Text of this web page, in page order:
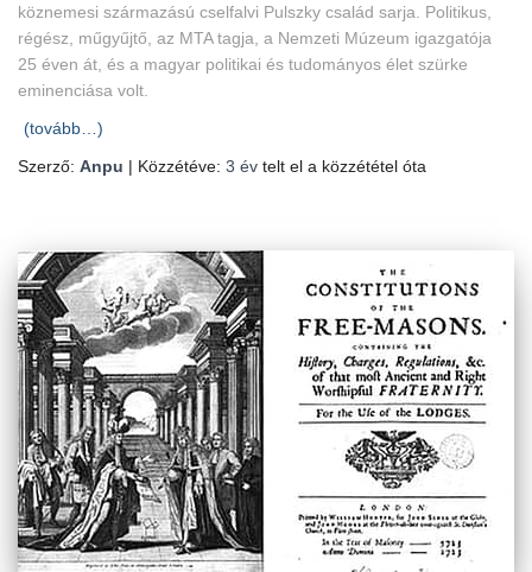
köznemesi származású cselfalvi Pulszky család sarja. Politikus,
régész, műgyűjtő, az MTA tagja, a Nemzeti Múzeum igazgatója
25 éven át, és a magyar politikai és tudományos élet szürke
eminenciása volt.
(tovább…)
Szerző: Anpu | Közzétéve: 3 év telt el a közzététel óta